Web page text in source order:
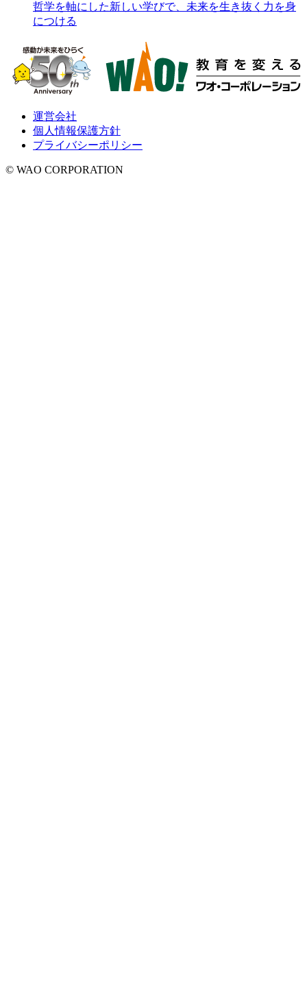
哲学を軸にした新しい学びで、未来を生き抜く力を身
につける
運営会社
個人情報保護方針
プライバシーポリシー
© WAO CORPORATION